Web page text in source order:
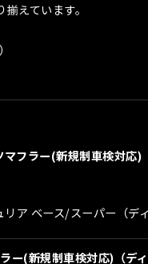
えています。
フラー(新規制車検対
ア ベース/スーパー（
ー(新規制車検対応)（デ